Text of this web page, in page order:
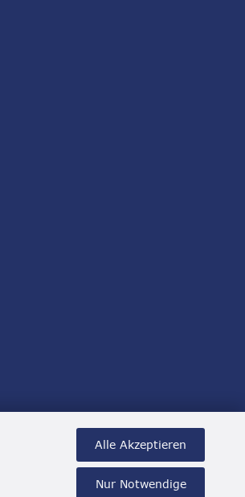
Alle Akzeptieren
Nur Notwendige